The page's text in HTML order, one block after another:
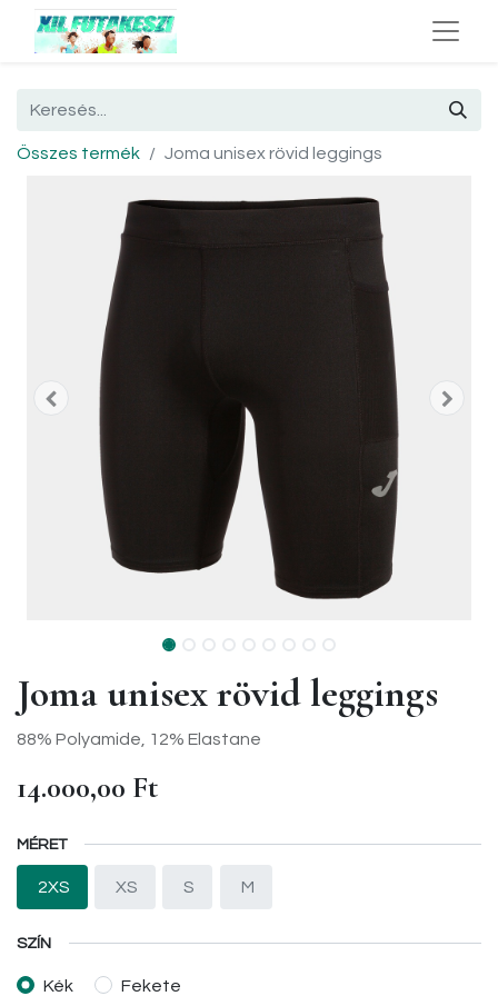
Összes termék Joma unisex rövid leggings
Joma unisex rövid leggings
88% Polyamide, 12% Elastane
14.000,00 Ft
MÉRET
2XS XS S M
SZÍN
Kék Fekete